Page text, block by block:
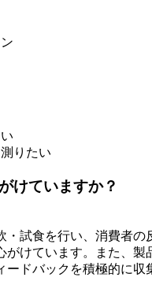
りたい
けていますか？
・試食を行い、消費者の
がけています。また、製
ードバックを積極的に収